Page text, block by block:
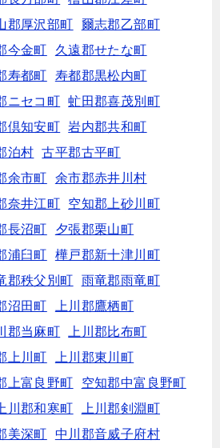
郡厚沢部町
爾志郡乙部町
今金町
久遠郡せたな町
寿都町
寿都郡黒松内町
ニセコ町
虻田郡喜茂別町
倶知安町
岩内郡共和町
泊村
古平郡古平町
余市町
余市郡赤井川村
奈井江町
空知郡上砂川町
長沼町
夕張郡栗山町
浦臼町
樺戸郡新十津川町
郡秩父別町
雨竜郡雨竜町
沼田町
上川郡鷹栖町
郡当麻町
上川郡比布町
上川町
上川郡東川町
上富良野町
空知郡中富良野町
上川郡和寒町
上川郡剣淵町
美深町
中川郡音威子府村